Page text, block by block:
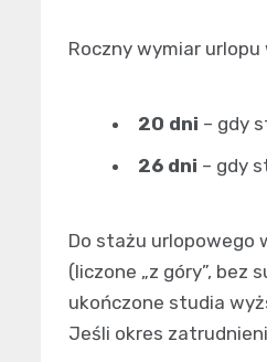
Roczny wymiar
20 dni – gdy
26 dni – gdy
Do stażu urlopowego
(liczone „z góry”, bez
ukończone studia
Jeśli okres